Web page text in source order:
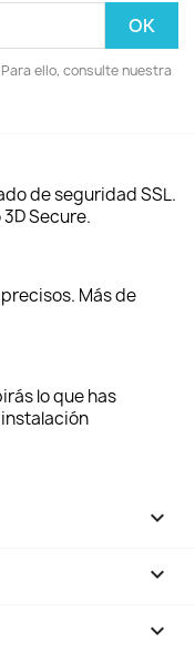
ello, consulte nuestra
de seguridad SSL.
Secure.
Más de
lo que has


